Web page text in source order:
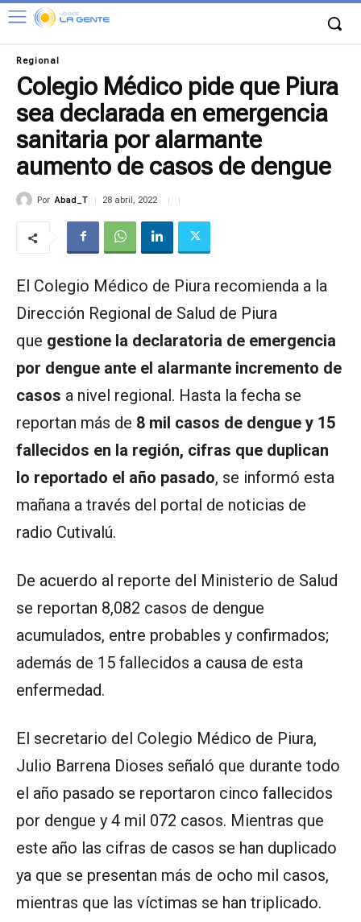
Regional
Colegio Médico pide que Piura
sea declarada en emergencia
sanitaria por alarmante
aumento de casos de dengue
Por Abad_T 28 abril, 2022
El Colegio Médico de Piura recomienda a la
Dirección Regional de Salud de Piura
que gestione la declaratoria de emergencia
por dengue ante el alarmante incremento de
casos a nivel regional. Hasta la fecha se
reportan más de 8 mil casos de dengue y 15
fallecidos en la región, cifras que duplican
lo reportado el año pasado, se informó esta
mañana a través del portal de noticias de
radio Cutivalú.
De acuerdo al reporte del Ministerio de Salud
se reportan 8,082 casos de dengue
acumulados, entre probables y confirmados;
además de 15 fallecidos a causa de esta
enfermedad.
El secretario del Colegio Médico de Piura,
Julio Barrena Dioses señaló que durante todo
el año pasado se reportaron cinco fallecidos
por dengue y 4 mil 072 casos. Mientras que
este año las cifras de casos se han duplicado
ya que se presentan más de ocho mil casos,
mientras que las víctimas se han triplicado.